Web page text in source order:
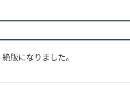
絶版になりました。